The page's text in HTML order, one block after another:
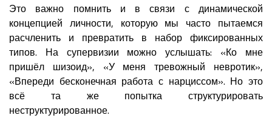
Это важно помнить и в связи с динамической
концепцией личности, которую мы часто пытаемся
расчленить и превратить в набор фиксированных
типов. На супервизии можно услышать: «Ко мне
пришёл шизоид», «У меня тревожный невротик»,
«Впереди бесконечная работа с нарциссом». Но это
всё та же попытка структурировать
неструктурированное.